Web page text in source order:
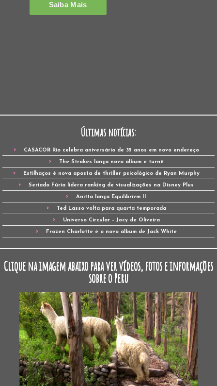
Últimas notícias:
CASACOR Rio celebra aniversário de 35 anos em novo endereço
The Strokes lança novo álbum e turnê
Estilhaços é nova aposta de thriller psicológico de Ryan Murphy
Seriado Fúria lidera ranking de visualizações na Disney Plus
Anitta lança Equilibrivm II
Ted Lasso volta para quarta temporada
Universo Circular – Jocy de Oliveira
Frozen Charlotte é o novo álbum de Jack White
Clique na imagem abaixo para ver vídeos, fotos e informações
sobre o Peru